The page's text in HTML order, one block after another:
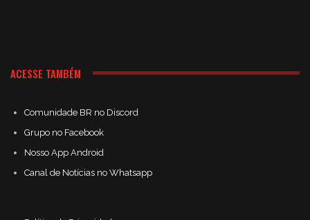
ACESSE TAMBÉM
Comunidade BR no Discord
Grupo no Facebook
Nosso App Android
Canal de Notícias no Whatsapp